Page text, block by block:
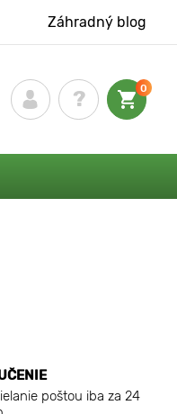
Záhradný blog
0
poštou iba za 24